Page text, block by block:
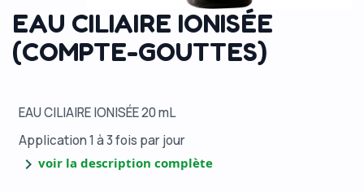
EAU CILIAIRE IONISÉE
(COMPTE-GOUTTES)
EAU CILIAIRE IONISÉE20 mL
Application 1 à 3 fois par jour
chevron_right voir la description complète